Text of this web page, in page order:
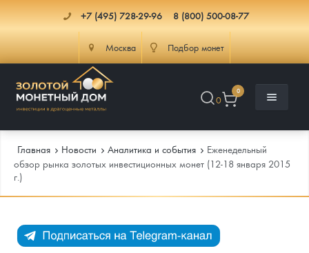
+7 (495) 728-29-96 8 (800) 500-08-77
Москва Подбор монет
0
0
Каталог
Каталог Монет
Инфо
Главная Новости Аналитика и события
Еженедельный
обзор рынка золотых инвестиционных монет (12-18 января 2015
г.)